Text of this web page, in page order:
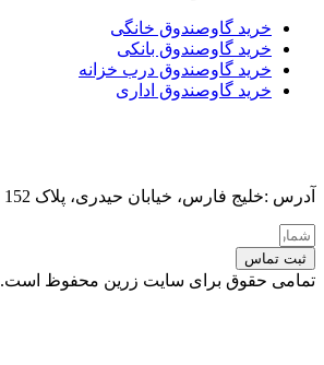
خرید گاوصندوق خانگی
خرید گاوصندوق بانکی
خرید گاوصندوق درب خزانه
خرید گاوصندوق اداری
آدرس :خلیج فارس، خیابان حیدری، پلاک 152
ثبت تماس
تمامی حقوق برای سایت زرین محفوظ است.